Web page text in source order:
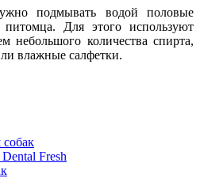
подмывать водой половые
Для этого используют
небольшого количества спирта,
влажные салфетки.
Fresh